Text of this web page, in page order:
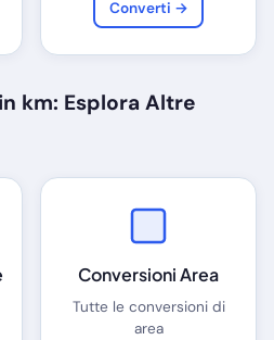
Converti →
km: Esplora Altre
Conversioni Area
Tutte le conversioni di
area